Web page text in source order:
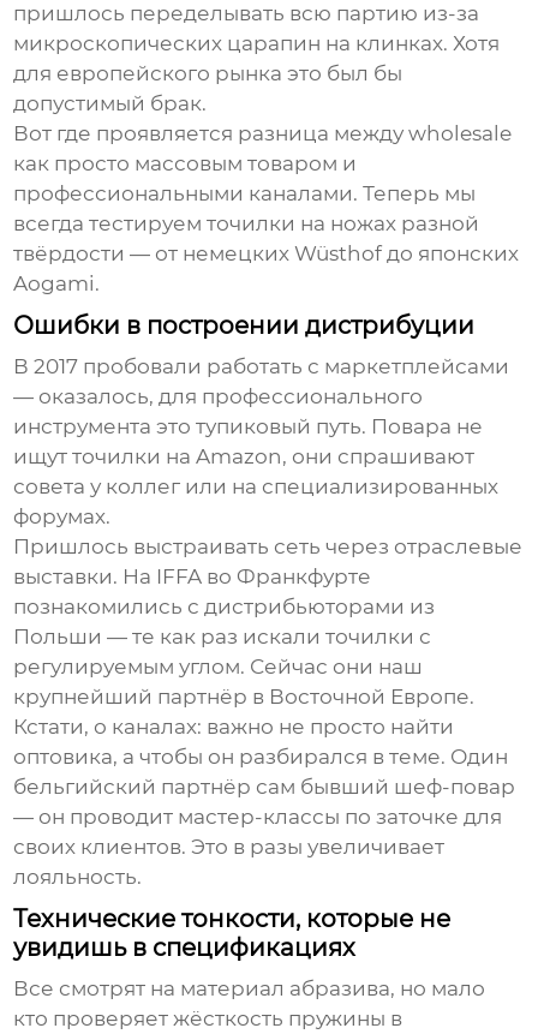
пришлось переделывать всю партию из-за
микроскопических царапин на клинках. Хотя
для европейского рынка это был бы
допустимый брак.
Вот где проявляется разница между wholesale
как просто массовым товаром и
профессиональными каналами. Теперь мы
всегда тестируем точилки на ножах разной
твёрдости — от немецких Wüsthof до японских
Aogami.
Ошибки в построении дистрибуции
В 2017 пробовали работать с маркетплейсами
— оказалось, для профессионального
инструмента это тупиковый путь. Повара не
ищут точилки на Amazon, они спрашивают
совета у коллег или на специализированных
форумах.
Пришлось выстраивать сеть через отраслевые
выставки. На IFFA во Франкфурте
познакомились с дистрибьюторами из
Польши — те как раз искали точилки с
регулируемым углом. Сейчас они наш
крупнейший партнёр в Восточной Европе.
Кстати, о каналах: важно не просто найти
оптовика, а чтобы он разбирался в теме. Один
бельгийский партнёр сам бывший шеф-повар
— он проводит мастер-классы по заточке для
своих клиентов. Это в разы увеличивает
лояльность.
Технические тонкости, которые не
увидишь в спецификациях
Все смотрят на материал абразива, но мало
кто проверяет жёсткость пружины в